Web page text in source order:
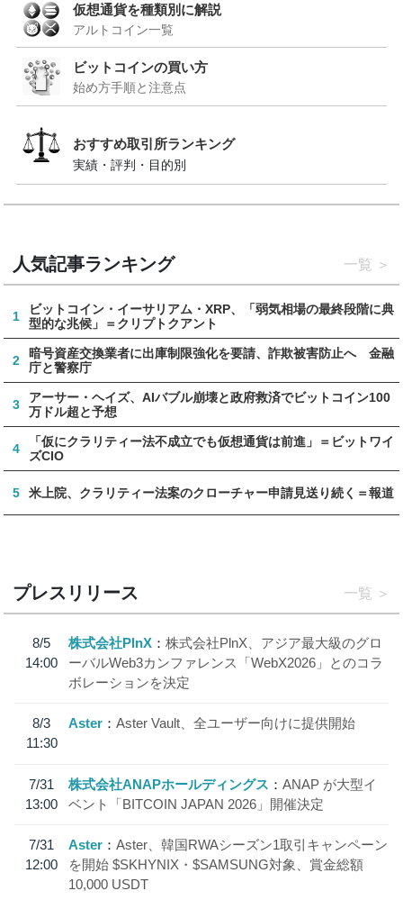
仮想通貨を種類別に解説
アルトコイン一覧
ビットコインの買い方
始め方手順と注意点
おすすめ取引所ランキング
実績・評判・目的別
人気記事ランキング 一覧
1
ビットコイン・イーサリアム・XRP、「弱気相場の最終段階に典
型的な兆候」＝クリプトクアント
2
暗号資産交換業者に出庫制限強化を要請、詐欺被害防止へ 金融
庁と警察庁
3
アーサー・ヘイズ、AIバブル崩壊と政府救済でビットコイン100
万ドル超と予想
4
「仮にクラリティー法不成立でも仮想通貨は前進」＝ビットワイ
ズCIO
5 米上院、クラリティー法案のクローチャー申請見送り続く＝報道
プレスリリース 一覧
8/5
14:00
株式会社PlnX
株式会社PlnX、アジア最大級のグロ
ーバルWeb3カンファレンス「WebX2026」とのコラ
ボレーションを決定
8/3
11:30
Aster Aster Vault、全ユーザー向けに提供開始
7/31
13:00
株式会社ANAPホールディングス
ANAP が大型イ
ベント「BITCOIN JAPAN 2026」開催決定
7/31
12:00
Aster
Aster、韓国RWAシーズン1取引キャンペーン
を開始 $SKHYNIX・$SAMSUNG対象、賞金総額
10,000 USDT